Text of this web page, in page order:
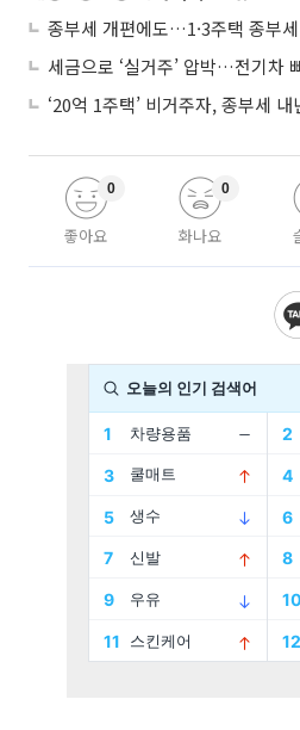
세금으로 ‘실거주’ 압박…전기차
‘20억 1주택’ 비거주자, 종부세
좋아요
0
화나요
0